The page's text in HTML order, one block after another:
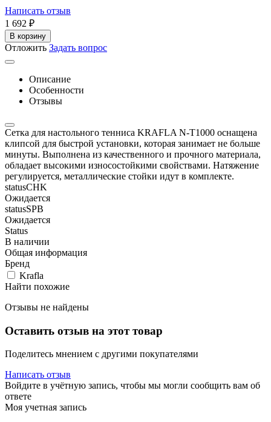
Написать отзыв
1 692 ₽
В корзину
Отложить Задать вопрос
Описание
Особенности
Отзывы
Сетка для настольного тенниса KRAFLA N-T1000 оснащена
клипсой для быстрой установки, которая занимает не больше
минуты. Выполнена из качественного и прочного материала,
обладает высокими износостойкими свойствами. Натяжение
регулируется, металлические стойки идут в комплекте.
statusCHK
Ожидается
statusSPB
Ожидается
Status
В наличии
Общая информация
Бренд
Krafla
Найти похожие
Отзывы не найдены
Оставить отзыв на этот товар
Поделитесь мнением с другими покупателями
Написать отзыв
Войдите в учётную запись, чтобы мы могли сообщить вам об
ответе
Моя учетная запись